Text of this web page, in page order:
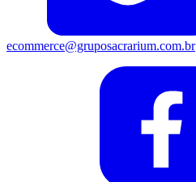
ecommerce@gruposacrarium.com.br